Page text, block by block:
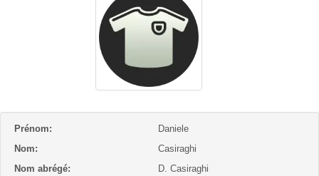
Prénom:
Daniele
Nom:
Casiraghi
Nom abrégé:
D. Casiraghi